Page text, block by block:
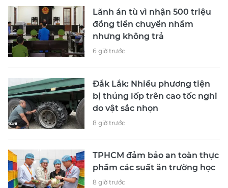
Lãnh án tù vì nhận 500 triệu
đồng tiền chuyển nhầm
nhưng không trả
6 giờ trước
Đắk Lắk: Nhiều phương tiện
bị thủng lốp trên cao tốc nghi
do vật sắc nhọn
8 giờ trước
TPHCM đảm bảo an toàn thực
phẩm các suất ăn trường học
8 giờ trước